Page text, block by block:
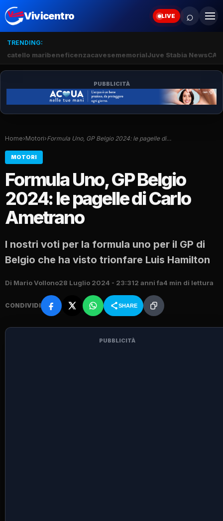
Vivicentro LIVE ⌕
TRENDING:
catello maribeneficenzacavesememorialJuve Stabia News
PUBBLICITÀ
Home›Motori›Formula Uno, GP Belgio 2024: le pagelle di…
MOTORI
Formula Uno, GP Belgio
2024: le pagelle di Carlo
Ametrano
I nostri voti per la formula uno per il GP di
Belgio che ha visto trionfare Luis Hamilton
Di Mario Vollono28 Luglio 2024 - 23:312 anni fa4 min di lettura
CONDIVIDI SHARE
PUBBLICITÀ